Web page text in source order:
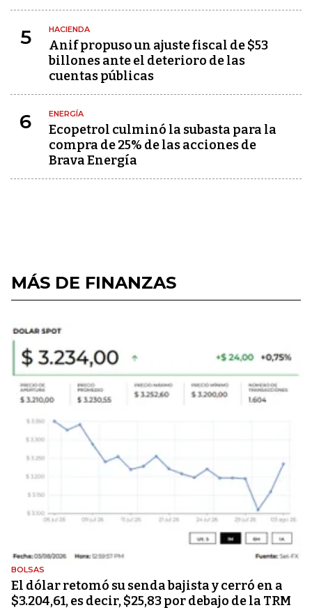
5 HACIENDA
Anif propuso un ajuste fiscal de $53
billones ante el deterioro de las
cuentas públicas
6 ENERGÍA
Ecopetrol culminó la subasta para la
compra de 25% de las acciones de
Brava Energía
MÁS DE FINANZAS
BOLSAS
El dólar retomó su senda bajista y cerró en a
$3.204,61, es decir, $25,83 por debajo de la TRM